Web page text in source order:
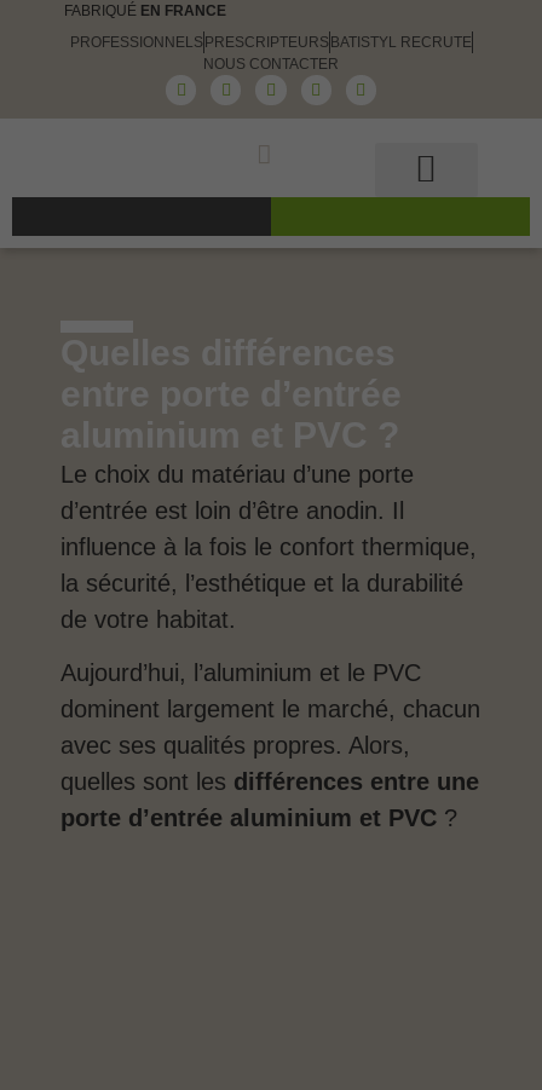
FABRIQUÉ EN FRANCE
PROFESSIONNELS PRESCRIPTEURS BATISTYL RECRUTE
NOUS CONTACTER
Quelles différences
entre porte d’entrée
aluminium et PVC ?
Le choix du matériau d’une porte
d’entrée est loin d’être anodin. Il
influence à la fois le confort thermique,
la sécurité, l’esthétique et la durabilité
de votre habitat.
Aujourd’hui, l’aluminium et le PVC
dominent largement le marché, chacun
avec ses qualités propres. Alors,
quelles sont les différences entre une
porte d’entrée aluminium et PVC ?